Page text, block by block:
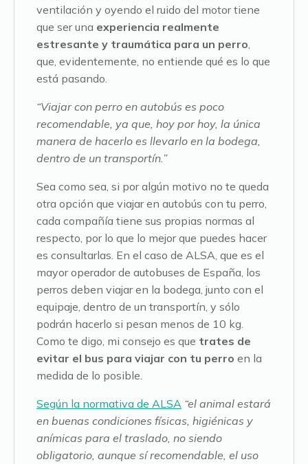
ventilación y oyendo el ruido del motor tiene
que ser una experiencia realmente
estresante y traumática para un perro
que, evidentemente, no entiende qué es lo que
está pasando.
“Viajar con perro en autobús es poco
recomendable, ya que, hoy por hoy, la única
manera de hacerlo es llevarlo en la bodega,
dentro de un transportín.”
Sea como sea, si por algún motivo no te queda
otra opción que viajar en autobús con tu perro,
cada compañía tiene sus propias normas al
respecto, por lo que lo mejor que puedes hacer
es consultarlas. En el caso de ALSA, que es el
mayor operador de autobuses de España, los
perros deben viajar en la bodega, junto con el
equipaje, dentro de un transportín, y sólo
podrán hacerlo si pesan menos de 10 kg.
Como te digo, mi consejo es que trates de
evitar el bus para viajar con tu perro en la
medida de lo posible.
Según la normativa de ALSA “el animal estará
en buenas condiciones físicas, higiénicas y
anímicas para el traslado, no siendo
obligatorio, aunque sí recomendable, el uso